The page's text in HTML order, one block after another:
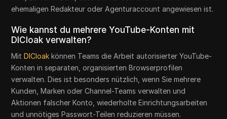
ehemaligen Redakteur oder Agenturaccount angewiesen ist.
Wie kannst du mehrere YouTube-Konten mit
DICloak verwalten?
MitDICloak können Teams die Arbeit autorisierter YouTube-
Konten in separaten, organisierten Browserprofilen
verwalten. Dies ist besonders nützlich, wenn Sie mehrere
Kunden, Marken oder Channel-Teams verwalten und
Aktionen falscher Konto, wiederholte Einrichtungsarbeiten
und unnötiges Passwort-Teilen reduzieren müssen.